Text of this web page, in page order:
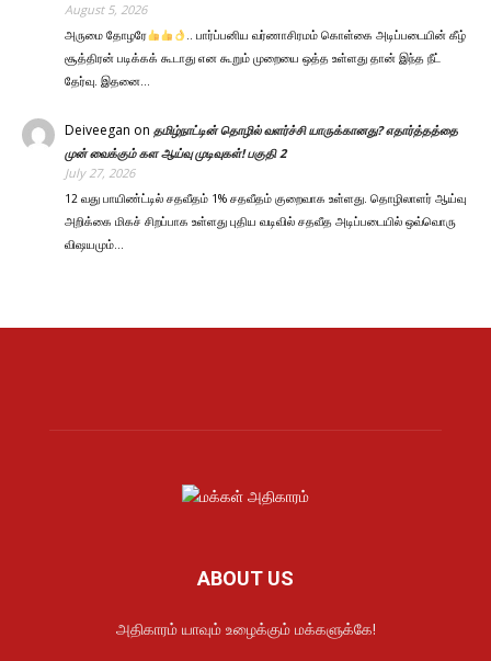
August 5, 2026
அருமை தோழரே
.. பார்ப்பனிய வர்ணாசிரமம் கொள்கை அடிப்படையின் கீழ்
சூத்திரன் படிக்கக் கூடாது என கூறும் முறையை ஒத்த உள்ளது தான் இந்த நீட்
தேர்வு. இதனை…
Deiveegan on தமிழ்நாட்டின் தொழில் வளர்ச்சி யாருக்கானது? எதார்த்தத்தை
முன் வைக்கும் கள ஆய்வு முடிவுகள்! பகுதி 2
July 27, 2026
12 வது பாயிண்ட்டில் சதவீதம் 1% சதவீதம் குறைவாக உள்ளது. தொழிலாளர் ஆய்வு
அறிக்கை மிகச் சிறப்பாக உள்ளது புதிய வடிவில் சதவீத அடிப்படையில் ஒவ்வொரு
விஷயமும்…
ABOUT US
அதிகாரம் யாவும் உழைக்கும் மக்களுக்கே!